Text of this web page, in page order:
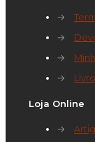
→
→
→
→
Loja Online
→